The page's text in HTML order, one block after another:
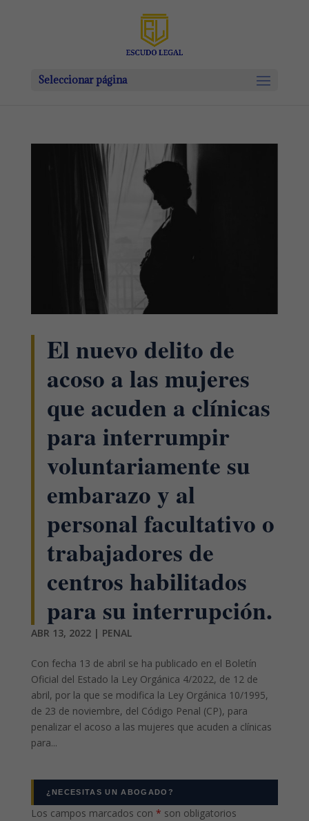
Seleccionar página
El nuevo delito de
acoso a las mujeres
que acuden a clínicas
para interrumpir
voluntariamente su
embarazo y al
personal facultativo o
trabajadores de
centros habilitados
para su interrupción.
ABR 13, 2022| PENAL
Con fecha 13 de abril se ha publicado en el Boletín
Oficial del Estado la Ley Orgánica 4/2022, de 12 de
abril, por la que se modifica la Ley Orgánica 10/1995,
de 23 de noviembre, del Código Penal (CP), para
penalizar el acoso a las mujeres que acuden a clínicas
para...
¿NECESITAS UN ABOGADO?
Los campos marcados con * son obligatorios